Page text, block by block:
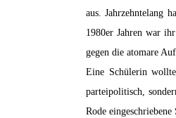
aus. Jahrzehntelang
1980er Jahren war
gegen die atomare
Eine Schülerin
parteipolitisch,
Rode